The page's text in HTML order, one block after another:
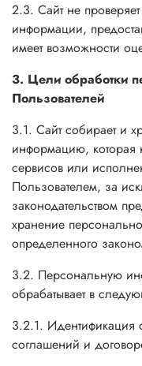
2.3. Сайт не
информации,
имеет возможности
3. Цели обработки
Пользователей
3.1. Сайт собирает и
информацию, которая
сервисов или
Пользователем, за
законодательством
хранение
определенного
3.2. Персональную
обрабатывает в
3.2.1. Идентификация
соглашений и